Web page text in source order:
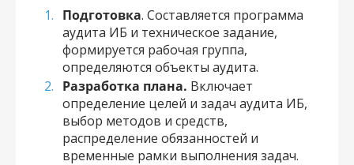
Подготовка. Составляется программа
аудита ИБ и техническое задание,
формируется рабочая группа,
определяются объекты аудита.
Разработка плана. Включает
определение целей и задач аудита ИБ,
выбор методов и средств,
распределение обязанностей и
временные рамки выполнения задач.